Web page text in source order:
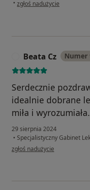
• zgłoś nadużycie
Beata Cz
Serdecznie
idealnie dobrane
miła i
29 sierpnia 2024
• Specjalistyczny Gabinet
w opinii użytkownika Beata Cz
zgłoś nadużycie